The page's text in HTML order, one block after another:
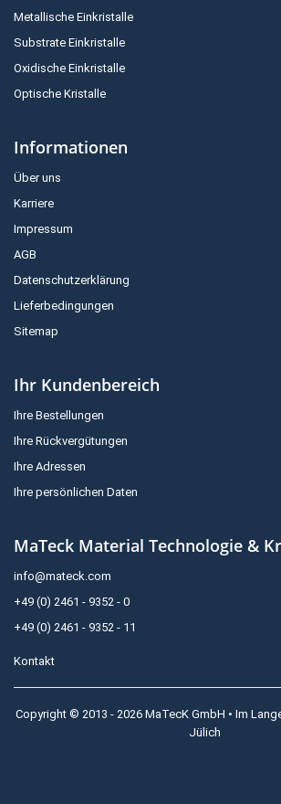
Metallische Einkristalle
Substrate Einkristalle
Oxidische Einkristalle
Optische Kristalle
Informationen
Über uns
Karriere
Impressum
AGB
Datenschutzerklärung
Lieferbedingungen
Sitemap
Ihr Kundenbereich
Ihre Bestellungen
Ihre Rückvergütungen
Ihre Adressen
Ihre persönlichen Daten
MaTeck Material Technologie &
info@mateck.com
+49 (0) 2461 - 9352 - 0
+49 (0) 2461 - 9352 - 11
Kontakt
Copyright © 2013 - 2026 MaTecK GmbH • Im
Jülich